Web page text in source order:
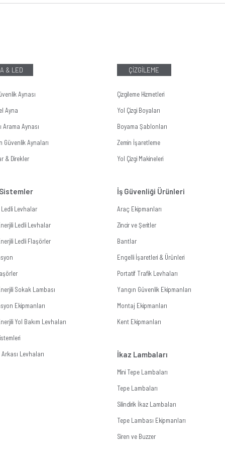
& LED
Aynası
Ayna
Arama Aynası
Güvenlik Aynaları
& Direkler
Ledli Levhalar
Ledli Levhalar
Ledli Flaşörler
Sokak Lambası
Ekipmanları
Yol Bakım Levhaları
Levhaları
ÇİZGİLEME
Çizgileme Hizmetleri
Yol Çizgi Boyaları
Boyama Şablonları
Zemin İşaretleme
Yol Çizgi Makineleri
İş Güvenliği Ürünleri
Araç Ekipmanları
Zincir ve Şeritler
Bantlar
Engelli İşaretleri & Ürünleri
Portatif Trafik Levhaları
Yangın Güvenlik Ekipmanları
Montaj Ekipmanları
Kent Ekipmanları
İkaz Lambaları
Mini Tepe Lambaları
Tepe Lambaları
Silindirik İkaz Lambaları
Tepe Lambası Ekipmanları
Siren ve Buzzer